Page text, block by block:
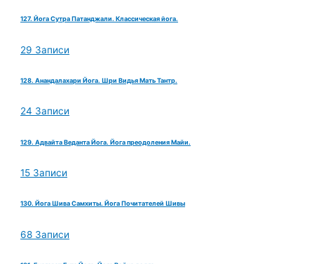
127. Йога Сутра Патанджали. Классическая йога.
29 Записи
128. Анандалахари Йога. Шри Видья Мать Тантр.
24 Записи
129. Адвайта Веданта Йога. Йога преодоления Майи.
15 Записи
130. Йога Шива Самхиты. Йога Почитателей Шивы
68 Записи